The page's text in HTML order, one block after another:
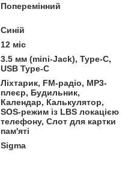
Поперемінний
Синій
12 міс
3.5 мм (mini-Jack), Type-C,
USB Type-C
Ліхтарик, FM-радіо, MP3-
плеєр, Будильник,
Календар, Калькулятор,
SOS-режим із LBS локацією
телефону, Слот для картки
пам'яті
Sigma